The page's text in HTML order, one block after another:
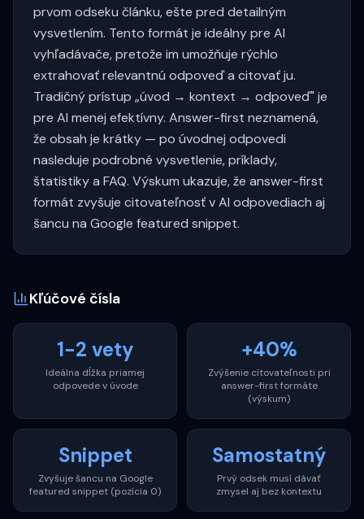
prvom odseku článku, ešte pred detailným
vysvetlením. Tento formát je ideálny pre AI
vyhľadávače, pretože im umožňuje rýchlo
extrahovať relevantnú odpoveď a citovať ju.
Tradičný prístup „úvod → kontext → odpoveď" je
pre AI menej efektívny. Answer-first neznamená,
že obsah je krátky — po úvodnej odpovedi
nasleduje podrobné vysvetlenie, príklady,
štatistiky a FAQ. Výskum ukazuje, že answer-first
formát zvyšuje citovateľnosť v AI odpovediach aj
šancu na Google featured snippet.
Kľúčové čísla
1-2 vety
Ideálna dĺžka priamej
odpovede v úvode
+40%
Zvýšenie citovateľnosti pri
answer-first formáte
(výskum)
Snippet
Zvyšuje šancu na Google
featured snippet (pozícia 0)
Samostatný
Prvý odsek musí dávať
zmysel aj bez kontextu